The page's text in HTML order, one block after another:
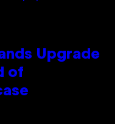
Upgrade
of